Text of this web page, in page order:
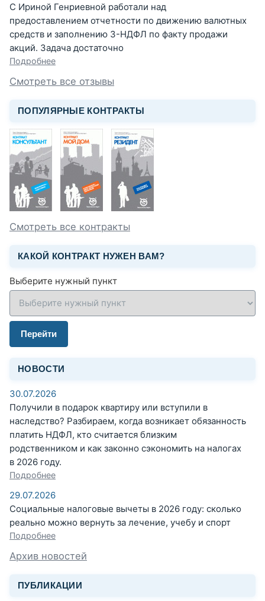
С Ириной Генриевной работали над
предоставлением отчетности по движению валютных
средств и заполнению 3-НДФЛ по факту продажи
акций. Задача достаточно
Подробнее
Смотреть все отзывы
ПОПУЛЯРНЫЕ КОНТРАКТЫ
Смотреть все контракты
КАКОЙ КОНТРАКТ НУЖЕН ВАМ?
Выберите нужный пункт
Перейти
НОВОСТИ
30.07.2026
Получили в подарок квартиру или вступили в
наследство? Разбираем, когда возникает обязанность
платить НДФЛ, кто считается близким
родственником и как законно сэкономить на налогах
в 2026 году.
Подробнее
29.07.2026
Социальные налоговые вычеты в 2026 году: сколько
реально можно вернуть за лечение, учебу и спорт
Подробнее
Архив новостей
ПУБЛИКАЦИИ